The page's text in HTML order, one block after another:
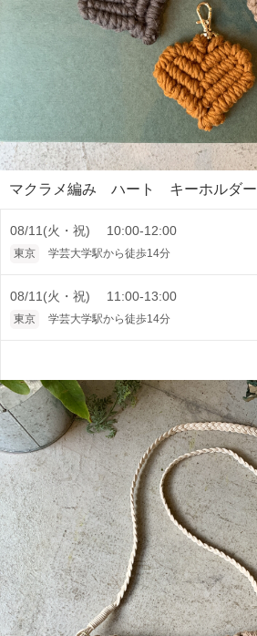
マクラメ編み ハート キーホルダー
08/11(火・祝) 10:00-12:00
東京 学芸大学駅から徒歩14分
08/11(火・祝) 11:00-13:00
東京 学芸大学駅から徒歩14分